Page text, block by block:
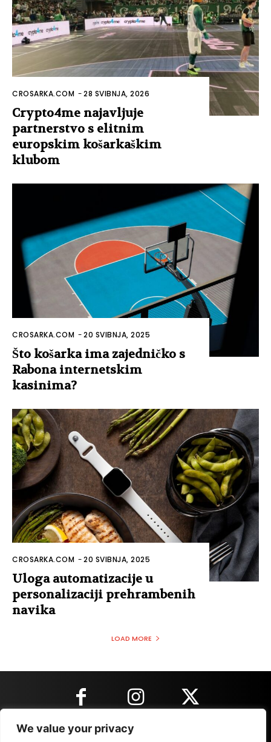
We value your privacy
CROSARKA.COM -28 SVIBNJA, 2026
Crypto4me najavljuje
partnerstvo s elitnim
europskim košarkaškim
klubom
CROSARKA.COM -20 SVIBNJA, 2025
Što košarka ima zajedničko s
Rabona internetskim
kasinima?
CROSARKA.COM -20 SVIBNJA, 2025
Uloga automatizacije u
personalizaciji prehrambenih
navika
LOAD MORE